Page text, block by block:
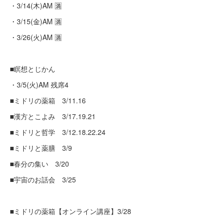
・3/14(木)AM 🈵
・3/15(金)AM 🈵
・3/26(火)AM 🈵
■瞑想とじかん
・3/5(火)AM 残席4
■ミドリの薬箱 3/11.16
■漢方とこよみ 3/17.19.21
■ミドリと哲学 3/12.18.22.24
■ミドリと薬膳 3/9
■春分の集い 3/20
■宇宙のお話会 3/25
■ミドリの薬箱【オンライン講座】3/28